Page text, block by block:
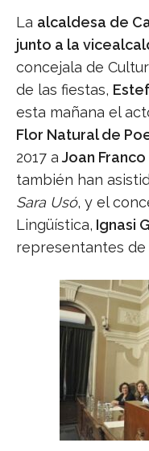
La alcaldesa de
junto a la
concejala de
de las fiestas,
esta mañana el
Flor Natural de
2017 a Joan
también han
Sara Usó, y el
Lingüística, Ignasi
representantes de